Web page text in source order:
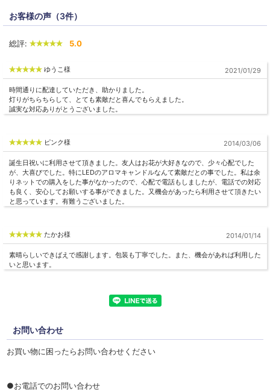
お客様の声（3件）
総評: 5.0
ゆうこ様 2021/01/29
時間通りに配達していただき、助かりました。
灯りがちらちらして、とても素敵だと喜んでもらえました。
誠実な対応ありがとうございました。
ピンク様 2014/03/06
誕生日祝いに利用させて頂きました。友人はお花が大好きなので、少々心配でした
が、大喜びでした。特にLEDのアロマキャンドルなんて素敵だとの事でした。私は余
りネットでの購入をした事がなかったので、心配で電話もしましたが、電話での対応
も良く、安心してお願いする事ができました。又機会があったら利用させて頂きたい
と思っています。有難うございました。
たかお様 2014/01/14
素晴らしいできばえで感謝します。包装も丁寧でした。また、機会があれば利用した
いと思います。
お問い合わせ
お買い物に困ったらお問い合わせください
●お電話でのお問い合わせ